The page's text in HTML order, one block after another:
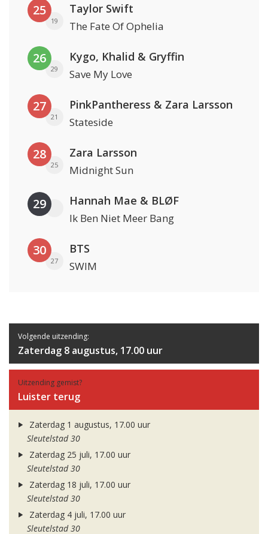
25
19
Taylor Swift
The Fate Of Ophelia
26
29
Kygo, Khalid & Gryffin
Save My Love
27
21
PinkPantheress & Zara Larsson
Stateside
28
25
Zara Larsson
Midnight Sun
29 Hannah Mae & BLØF
Ik Ben Niet Meer Bang
30
27
BTS
SWIM
Volgende uitzending:
Zaterdag 8 augustus, 17.00 uur
Uitzending gemist?
Luister terug
Zaterdag 1 augustus, 17.00 uur
Sleutelstad 30
Zaterdag 25 juli, 17.00 uur
Sleutelstad 30
Zaterdag 18 juli, 17.00 uur
Sleutelstad 30
Zaterdag 4 juli, 17.00 uur
Sleutelstad 30